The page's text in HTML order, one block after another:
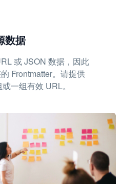
数据
或 JSON 数据，因此
Frontmatter。请提供
一组有效 URL。